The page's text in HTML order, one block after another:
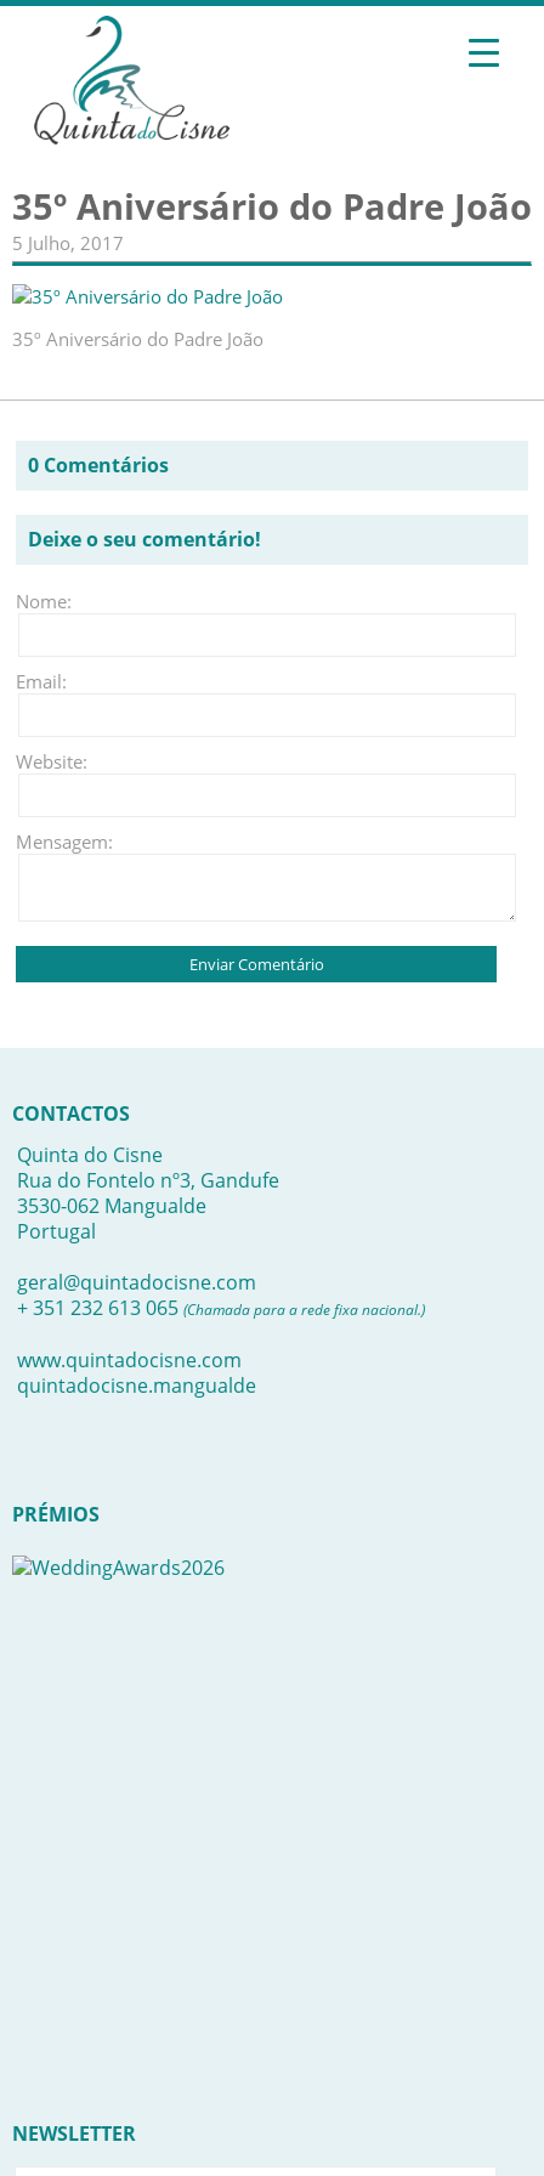
35º Aniversário do Padre João
5 Julho, 2017
35º Aniversário do Padre João
0 Comentários
Deixe o seu comentário!
Nome:
Email:
Website:
Mensagem:
CONTACTOS
Quinta do Cisne
Rua do Fontelo nº3, Gandufe
3530-062 Mangualde
Portugal
geral@quintadocisne.com
+ 351 232 613 065 (Chamada para a rede fixa nacional.)
www.quintadocisne.com
quintadocisne.mangualde
PRÉMIOS
NEWSLETTER